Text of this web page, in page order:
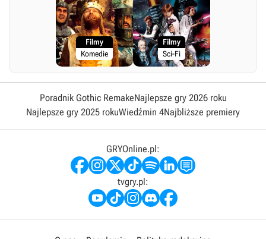
Filmy
Komedie
Filmy
Sci-Fi
Poradnik Gothic RemakeNajlepsze gry 2026 roku
Najlepsze gry 2025 rokuWiedźmin 4Najbliższe premiery
GRYOnline.pl:
tvgry.pl: